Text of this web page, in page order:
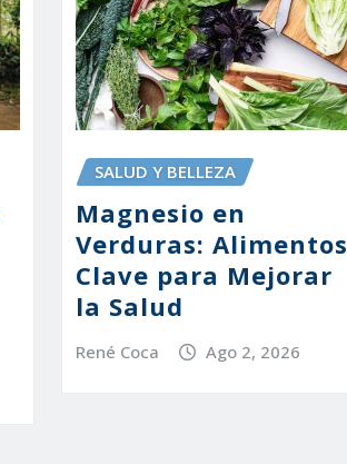
SALUD Y BELLEZA
Magnesio en
Verduras: Alimentos
Clave para Mejorar
la Salud
René Coca Ago 2, 2026